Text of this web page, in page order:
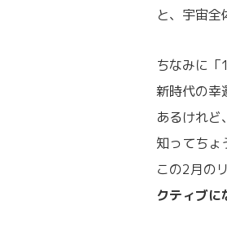
と、宇宙
ちなみに「
新時代の幸
あるけれ
知ってち
この2月の
クティブに